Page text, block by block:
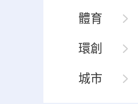
體育
環創
城市